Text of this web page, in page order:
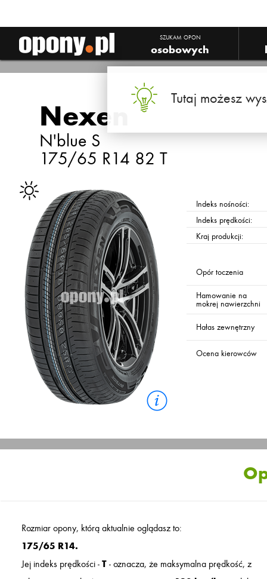
SZUKAM OPON
osobowych
Tutaj możesz
Nexen
N'blue S
175/65 R14 82 T
Indeks nośności:
Indeks prędkości:
Kraj produkcji:
Opór toczenia
Hamowanie na
mokrej nawierzchni
Hałas zewnętrzny
Ocena kierowców
Rozmiar opony, którą aktualnie oglądasz to:
175/65 R14.
Jej indeks prędkości - T - oznacza, że maksymalna prędkość, z